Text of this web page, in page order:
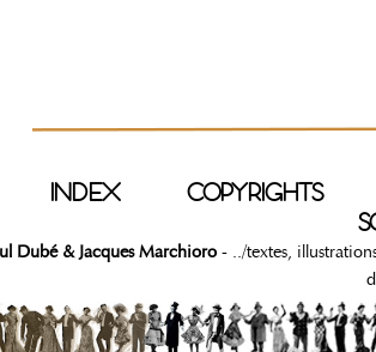
INDEX
COPYRIGHTS
Dubé & Jacques Marchioro - ../textes,